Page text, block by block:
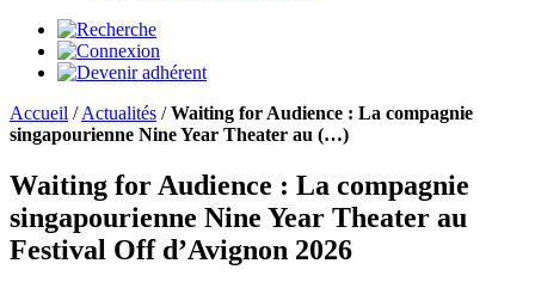
Accueil /Actualités /Waiting for Audience : La compagnie
singapourienne Nine Year Theater au (…)
Waiting for Audience : La compagnie
singapourienne Nine Year Theater au
Festival Off d’Avignon 2026